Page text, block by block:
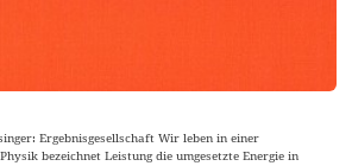
Ergebnisgesellschaft Wir leben in einer
bezeichnet Leistung die umgesetzte Energie in